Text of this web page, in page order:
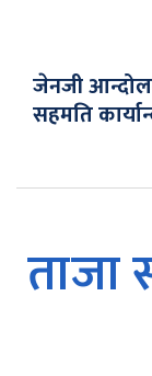
जेनजी
सहमति
ताजा